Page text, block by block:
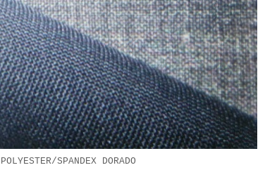
SPANDEX DORADO